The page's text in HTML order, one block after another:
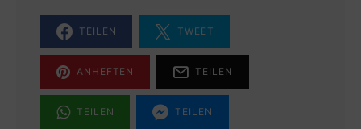
TEILEN TWEET
ANHEFTEN TEILEN
TEILEN TEILEN